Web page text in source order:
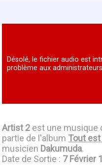
Désolé, le fichier audio est
problème aux
Artist 2 est une musique
partie de l'album Tout
musicien Dakumuda.
Date de Sortie : 7 Février